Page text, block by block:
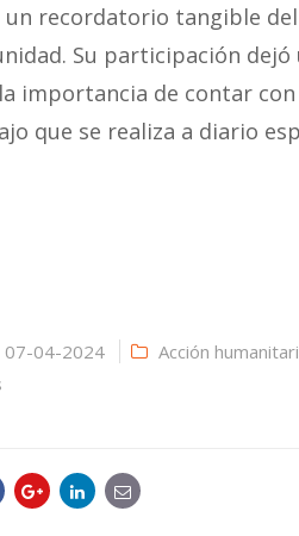
recordatorio tangible
Su participación
importancia de contar
que se realiza a diario
07-04-2024 Acción